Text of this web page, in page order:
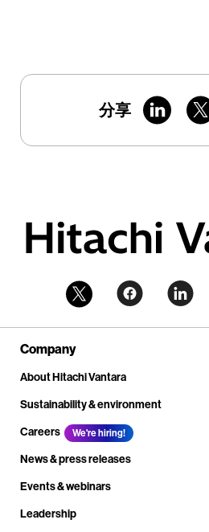
分享
Company
About Hitachi Vantara
Sustainability & environment
Careers
We're hiring!
News & press releases
Events & webinars
Leadership